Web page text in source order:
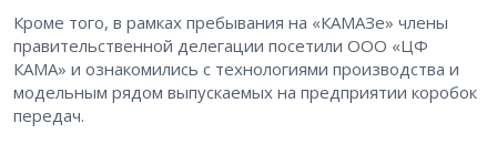
Кроме того, в рамках пребывания на «КАМАЗе» члены
правительственной делегации посетили ООО «ЦФ
КАМА» и ознакомились с технологиями производства и
модельным рядом выпускаемых на предприятии коробок
передач.